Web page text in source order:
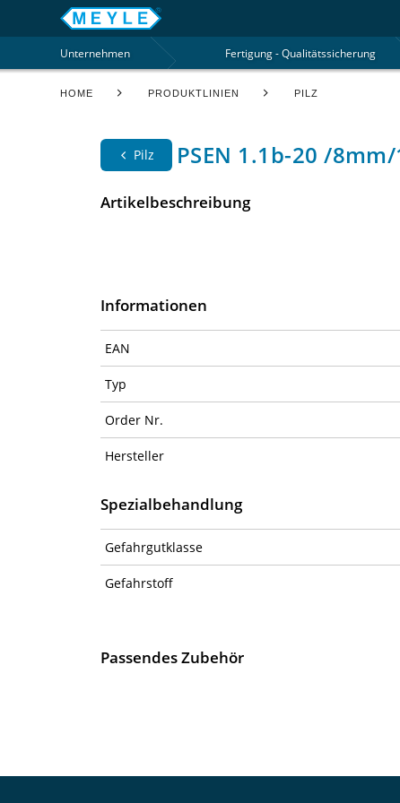
Fertigung - Qualitätssicherung
Unternehmen
HOME PRODUKTLINIEN PILZ
Pilz PSEN 1.1b-20 /
Artikelbeschreibung
Informationen
EAN
Typ
Order Nr.
Hersteller
Spezialbehandlung
Gefahrgutklasse
Gefahrstoff
Passendes Zubehör